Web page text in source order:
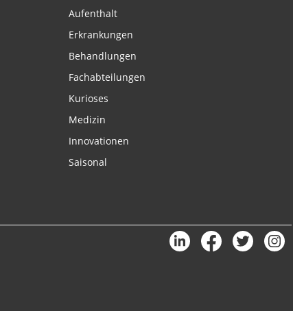
Aufenthalt
Erkrankungen
Behandlungen
Fachabteilungen
Kurioses
Medizin
Innovationen
Saisonal